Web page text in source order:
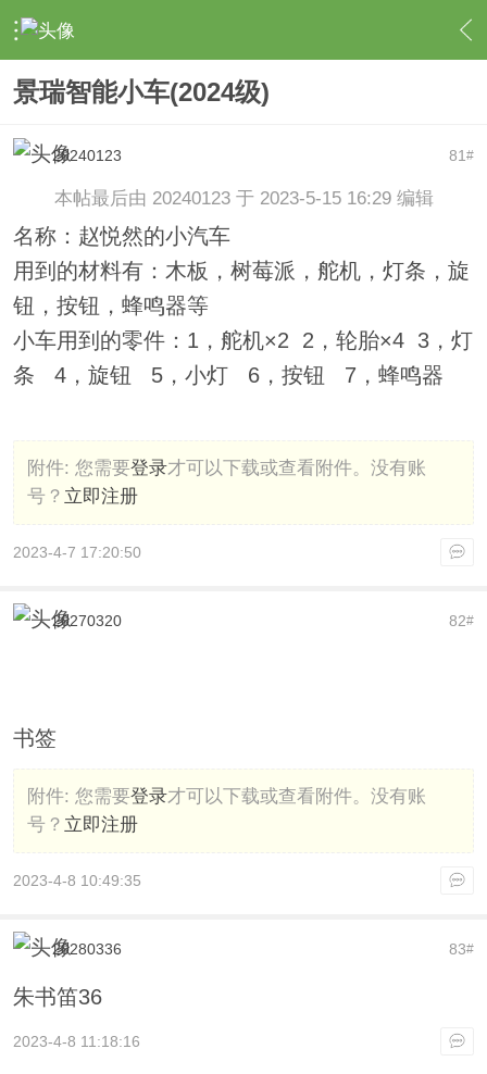
› 作品论坛 › 五年级作品 › 内容
景瑞智能小车(2024级)
81#
20240123
本帖最后由 20240123 于 2023-5-15 16:29 编辑
名称：赵悦然的小汽车
用到的材料有：木板，树莓派，舵机，灯条，旋
钮，按钮，蜂鸣器等
小车用到的零件：1，舵机×2 2，轮胎×4 3，灯
条 4，旋钮 5，小灯 6，按钮 7，蜂鸣器
附件: 您需要登录才可以下载或查看附件。没有账
号？ 立即注册
2023-4-7 17:20:50
82#
20270320
书签
附件: 您需要登录才可以下载或查看附件。没有账
号？ 立即注册
2023-4-8 10:49:35
83#
20280336
朱书笛36
2023-4-8 11:18:16